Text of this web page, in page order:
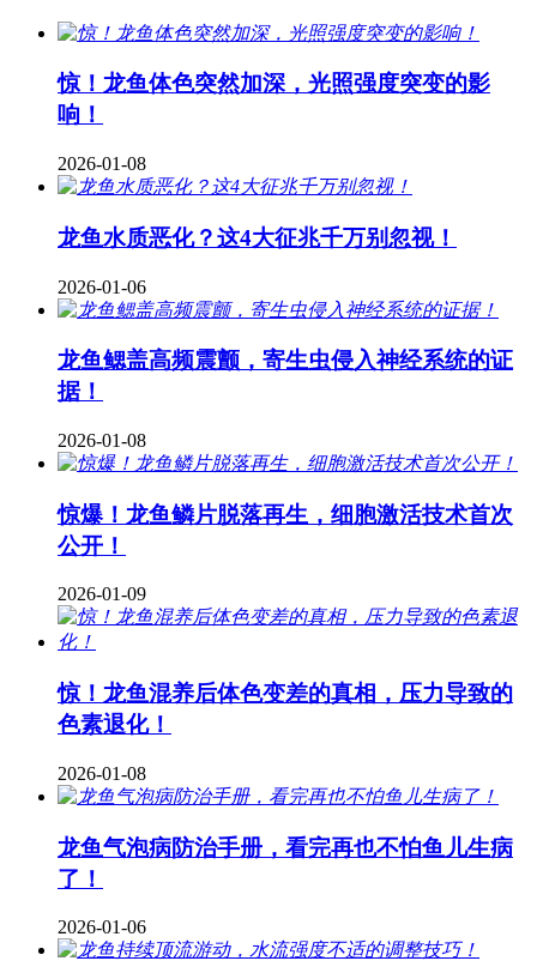
惊！龙鱼体色突然加深，光照强度突变的影
响！
2026-01-08
龙鱼水质恶化？这4大征兆千万别忽视！
2026-01-06
龙鱼鳃盖高频震颤，寄生虫侵入神经系统的证
据！
2026-01-08
惊爆！龙鱼鳞片脱落再生，细胞激活技术首次
公开！
2026-01-09
惊！龙鱼混养后体色变差的真相，压力导致的
色素退化！
2026-01-08
龙鱼气泡病防治手册，看完再也不怕鱼儿生病
了！
2026-01-06